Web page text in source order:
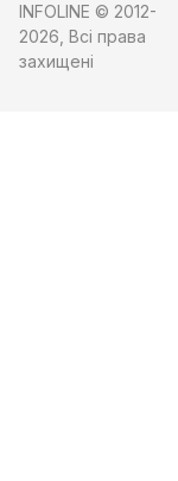
INFOLINE © 2012-
2026, Всі права
захищені